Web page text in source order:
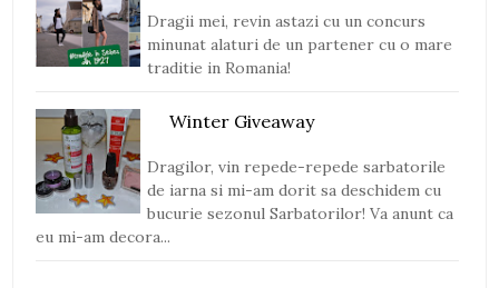
Dragii mei, revin astazi cu un concurs
minunat alaturi de un partener cu o mare
traditie in Romania!
Winter Giveaway
Dragilor, vin repede-repede sarbatorile
de iarna si mi-am dorit sa deschidem cu
bucurie sezonul Sarbatorilor! Va anunt ca
eu mi-am decora...